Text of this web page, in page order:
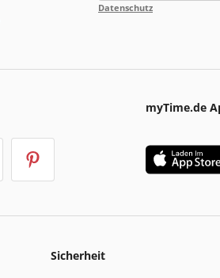
Datenschutz
myTime.de
Sicherheit